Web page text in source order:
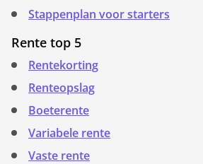
Stappenplan voor starters
Rente top 5
Rentekorting
Renteopslag
Boeterente
Variabele rente
Vaste rente